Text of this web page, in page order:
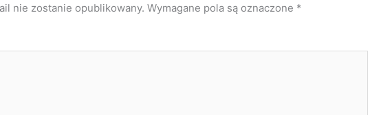
nie zostanie opublikowany. Wymagane pola są oznaczone *